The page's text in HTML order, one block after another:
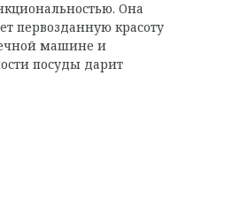
Она
первозданную красоту
машине и
посуды дарит